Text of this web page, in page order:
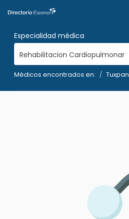
Especialidad médica
Rehabilitacion Cardiopulmonar
Médicos encontrados en: Tuxpan